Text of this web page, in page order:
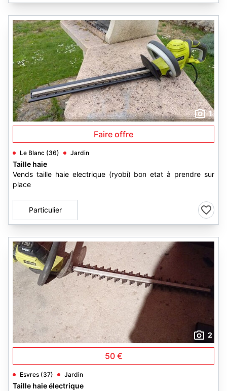
1
Faire offre
Le Blanc (36) Jardin
Taille haie
Vends taille haie electrique (ryobi) bon etat à prendre sur
place
Particulier
2
50 €
Esvres (37) Jardin
Taille haie électrique